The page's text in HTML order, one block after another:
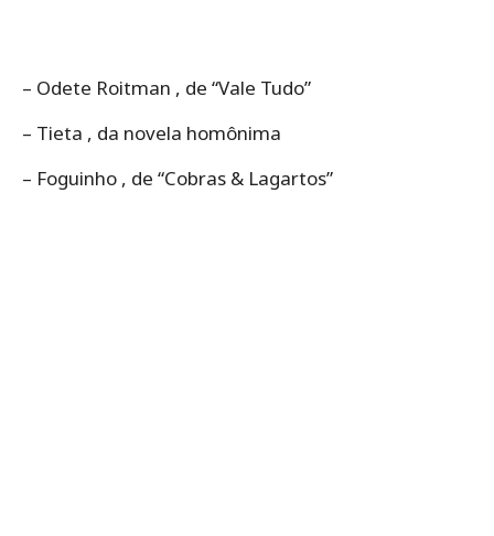
– Odete Roitman , de “Vale Tudo”
– Tieta , da novela homônima
– Foguinho , de “Cobras & Lagartos”